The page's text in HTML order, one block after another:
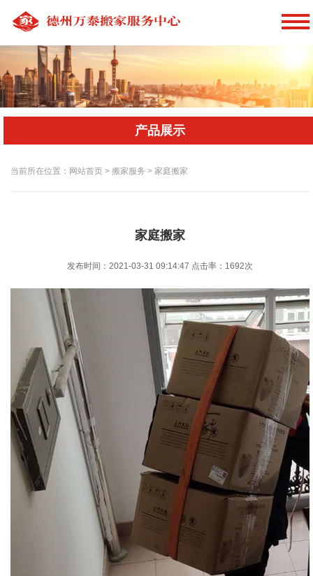
产品展示
当前所在位置：网站首页 > 搬家服务 > 家庭搬家
家庭搬家
发布时间：2021-03-31 09:14:47 点击率： 1692次